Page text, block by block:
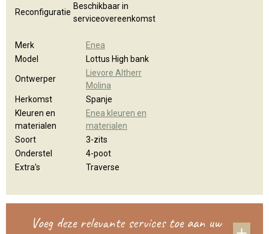
Reconfiguratie
Beschikbaar in
serviceovereenkomst
Merk
Enea
Model
Lottus High bank
Ontwerper
Lievore Altherr
Molina
Herkomst
Spanje
Kleuren en
materialen
Enea kleuren en
materialen
Soort
3-zits
Onderstel
4-poot
Extra's
Traverse
Voeg deze relevante services toe aan uw